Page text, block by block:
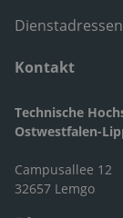
Dienstadressen
Kontakt
Technische
Ostwestfalen-
Campusallee 12
32657 Lemgo